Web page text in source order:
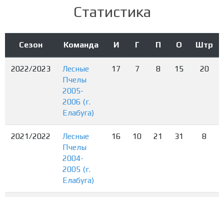
Статистика
Сезон Команда И Г П О Штр
2022/2023
Лесные
Пчелы
2005-
2006 (г.
Елабуга)
17 7 8 15 20
2021/2022
Лесные
Пчелы
2004-
2005 (г.
Елабуга)
16 10 21 31 8